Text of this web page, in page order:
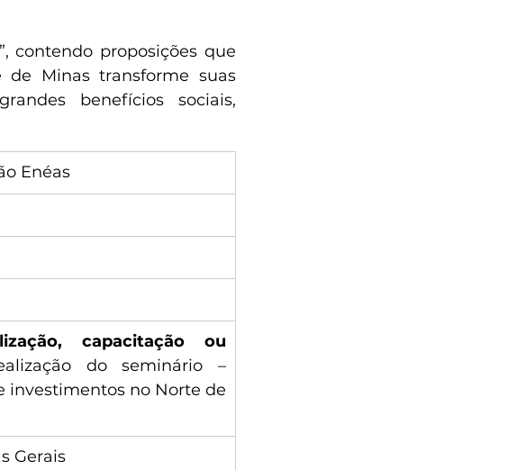
contendo proposições que
Minas transforme suas
benefícios sociais,
Enéas
capacitação ou
do seminário –
investimentos no Norte de
Gerais